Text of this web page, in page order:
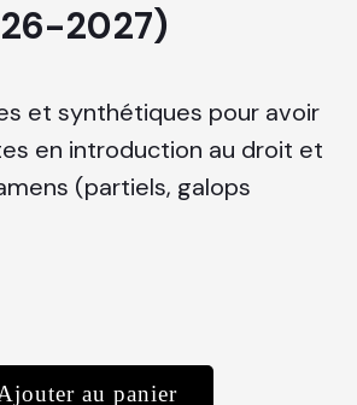
2027)
et synthétiques pour avoir
en introduction au droit et
(partiels, galops
au panier